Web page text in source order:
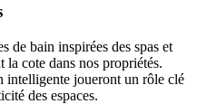
de bain inspirées des spas et
la cote dans nos propriétés.
intelligente joueront un rôle clé
des espaces.